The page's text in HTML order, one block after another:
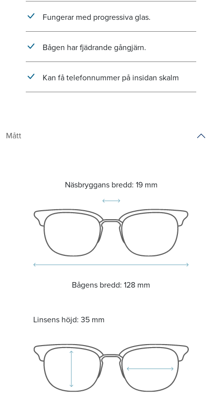
Fungerar med progressiva glas.
Bågen har fjädrande gångjärn.
Kan få telefonnummer på insidan skalm
Mått
Näsbryggans bredd: 19 mm
Bågens bredd: 128 mm
Linsens höjd: 35 mm